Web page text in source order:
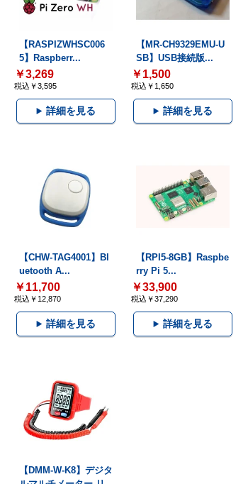
【RASPIZWHSC006
5】Raspberr...
￥3,269
税込￥3,595
詳細を見る
【MR-CH9329EMU-U
SB】USB接続版...
￥1,500
税込￥1,650
詳細を見る
【CHW-TAG4001】Bl
uetooth A...
￥11,700
税込￥12,870
詳細を見る
【RPI5-8GB】Raspbe
rry Pi 5...
￥33,900
税込￥37,290
詳細を見る
【DMM-W-K8】デジタ